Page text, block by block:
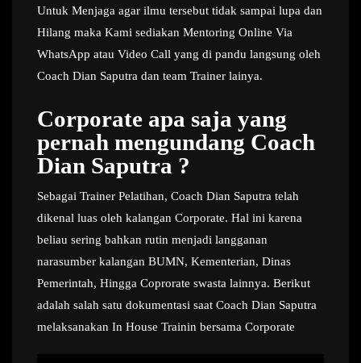
Untuk Menjaga agar ilmu tersebut tidak sampai lupa dan
Hilang maka Kami sediakan Mentoring Online Via
WhatsApp atau Video Call yang di pandu langsung oleh
Coach Dian Saputra dan team Trainer lainya.
Corporate apa saja yang
pernah mengundang Coach
Dian Saputra ?
Sebagai Trainer Pelatihan, Coach Dian Saputra telah
dikenal luas oleh kalangan Corporate. Hal ini karena
beliau sering bahkan rutin menjadi langganan
narasumber kalangan BUMN, Kementerian, Dinas
Pemerintah, Hingga Coprorate swasta lainnya. Berikut
adalah salah satu dokumentasi saat Coach Dian Saputra
melaksanakan In House Trainin bersama Corporate